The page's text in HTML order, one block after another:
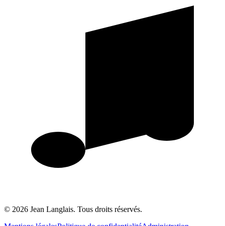
© 2026 Jean Langlais. Tous droits réservés.